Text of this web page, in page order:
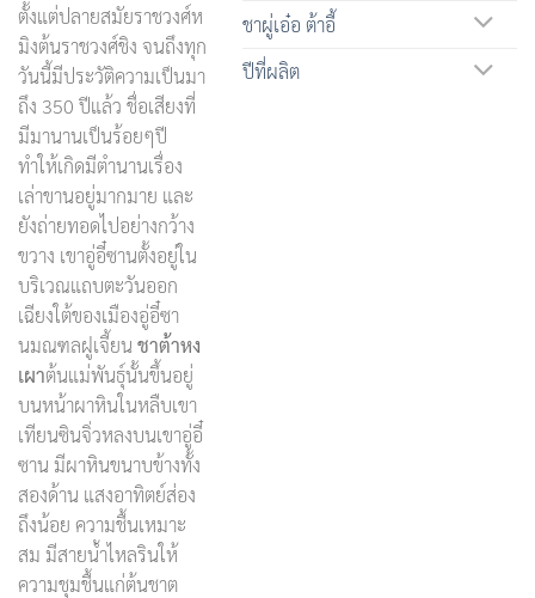
ตั้งแต่ปลายสมัยราชวงศ์ห
มิงต้นราชวงศ์ชิง จนถึงทุก
วันนี้มีประวัติความเป็นมา
ถึง 350 ปีแล้ว ชื่อเสียงที่
มีมานานเป็นร้อยๆปี
ทำให้เกิดมีตำนานเรื่อง
เล่าขานอยู่มากมาย และ
ยังถ่ายทอดไปอย่างกว้าง
ขวาง เขาอู่อี๋ซานตั้งอยู่ใน
บริเวณแถบตะวันออก
เฉียงใต้ของเมืองอู่อี๋ซา
นมณฑลฝูเจี้ยน ชาต้าหง
เผาต้นแม่พันธุ์นั้นขึ้นอยู่
บนหน้าผาหินในหลืบเขา
เทียนซินจิ่วหลงบนเขาอู่อี๋
ซาน มีผาหินขนาบข้างทั้ง
สองด้าน แสงอาทิตย์ส่อง
ถึงน้อย ความชื้นเหมาะ
สม มีสายน้ำไหลรินให้
ความชุมชื้นแก่ต้นชาต
ชาผู่เอ๋อ ต้าอี้
ปีที่ผลิต